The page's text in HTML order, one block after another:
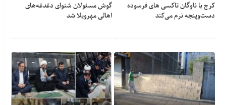
کرج با ناوگان تاکسی های فرسوده
دست‌وپنجه نرم می‌کند
گوش مسئولان شنوای دغدغه‎‌های
اهالی مهرویلا شد